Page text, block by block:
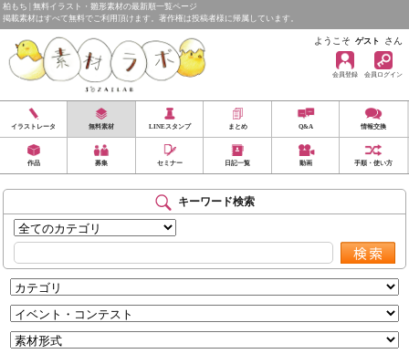
柏もち | 無料イラスト・雛形素材の最新順一覧ページ
掲載素材はすべて無料でご利用頂けます。著作権は投稿者様に帰属しています。
ようこそ ゲスト さん
会員登録 会員ログイン
イラストレータ 無料素材 LINEスタンプ まとめ Q&A 情報交換
作品 募集 セミナー 日記一覧 動画 手順・使い方
キーワード検索